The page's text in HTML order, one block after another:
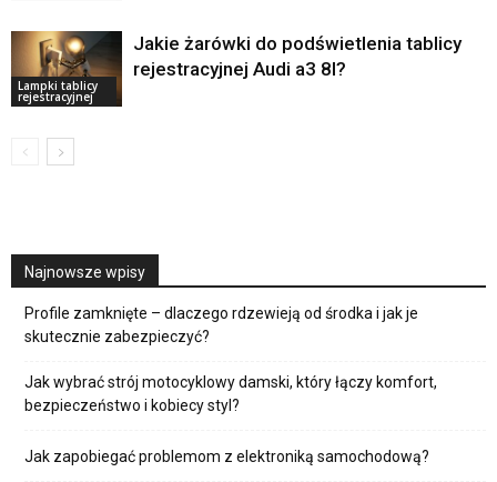
Lampki tablicy
rejestracyjnej
Jakie żarówki do podświetlenia tablicy
rejestracyjnej Audi a3 8l?
Najnowsze wpisy
Profile zamknięte – dlaczego rdzewieją od środka i jak je
skutecznie zabezpieczyć?
Jak wybrać strój motocyklowy damski, który łączy komfort,
bezpieczeństwo i kobiecy styl?
Jak zapobiegać problemom z elektroniką samochodową?